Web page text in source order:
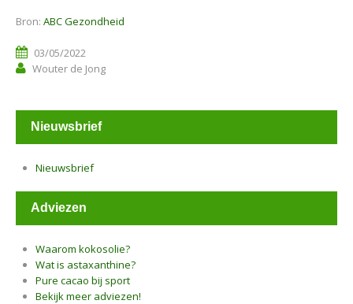
Bron: ABC Gezondheid
03/05/2022
Wouter de Jong
Nieuwsbrief
Nieuwsbrief
Adviezen
Waarom kokosolie?
Wat is astaxanthine?
Pure cacao bij sport
Bekijk meer adviezen!